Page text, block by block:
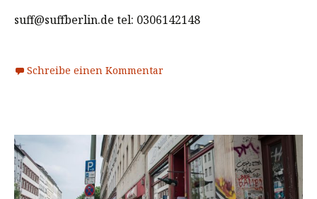
suff@suffberlin.de tel: 0306142148
Schreibe einen Kommentar